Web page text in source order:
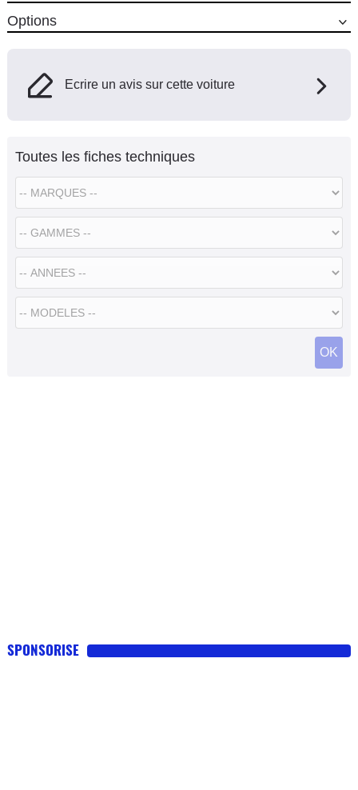
Options
Ecrire un avis sur cette voiture
Toutes les fiches techniques
SPONSORISE